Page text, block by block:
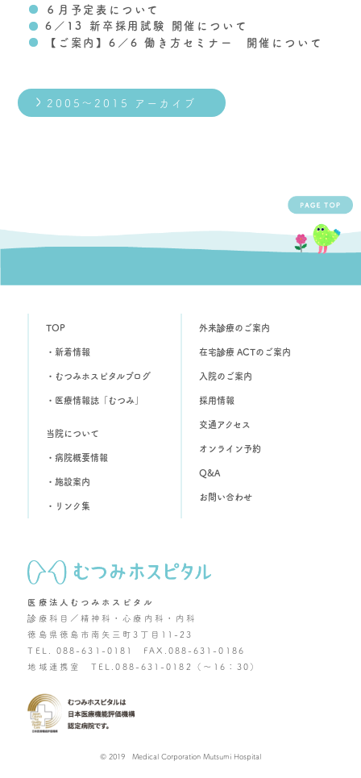
６月予定表について
6／13 新卒採用試験 開催について
【ご案内】6／6 働き方セミナー 開催について
2005～2015 アーカイブ
TOP
・新着情報
・むつみホスピタルブログ
・医療情報誌「むつみ」
当院について
・病院概要情報
・施設案内
・リンク集
外来診療のご案内
在宅診療 ACTのご案内
入院のご案内
採用情報
交通アクセス
オンライン予約
Q&A
お問い合わせ
医療法人むつみホスピタル
診療科目／精神科・心療内科・内科
徳島県徳島市南矢三町3丁目11-23
TEL. 088-631-0181 FAX.088-631-0186
地域連携室 TEL.088-631-0182（～16：30）
© 2019 Medical Corporation Mutsumi Hospital